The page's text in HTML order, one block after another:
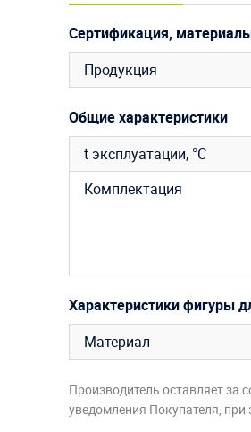
Сертификация,
Продукция
Общие характеристики
t эксплуатации, °C
Комплектация
Характеристики фигуры
Материал
Производитель оставляет за
уведомления Покупателя, при